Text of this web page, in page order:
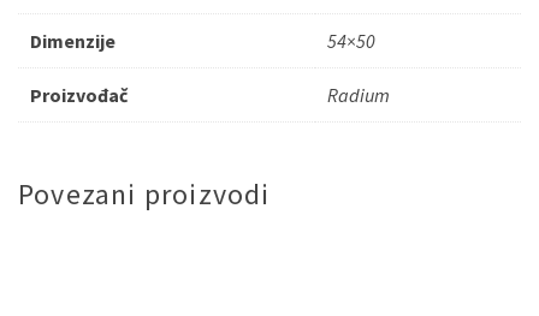
Dimenzije 54×50
Proizvođač Radium
Povezani proizvodi